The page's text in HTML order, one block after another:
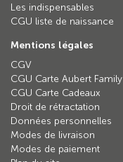
Les indispensables
CGU liste de naissance
Mentions légales
CGV
CGU Carte Aubert Family
CGU Carte Cadeaux
Droit de rétractation
Données personnelles
Modes de livraison
Modes de paiement